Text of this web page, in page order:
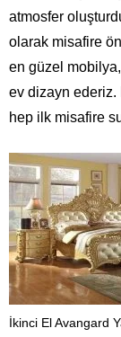
atmosfer
olarak misafire
en güzel
ev dizayn ederiz.
hep ilk misafire
İkinci El Avangard